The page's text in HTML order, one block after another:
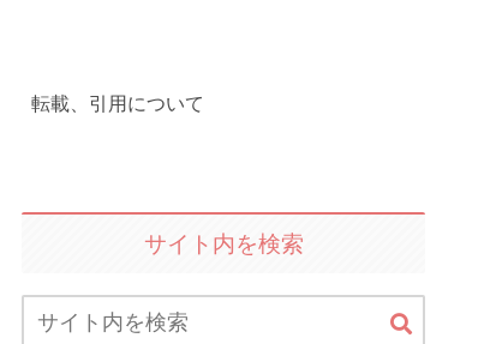
転載、引用について
サイト内を検索